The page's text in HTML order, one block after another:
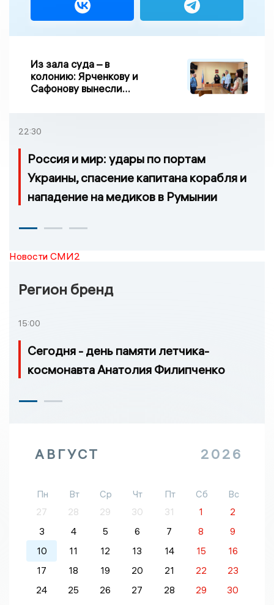
Из зала суда – в
колонию: Ярченкову и
Сафонову вынесли
22:30
Россия и мир: удары по портам
Украины, спасение капитана корабля и
нападение на медиков в Румынии
Новости СМИ2
Регион бренд
15:00
Сегодня - день памяти летчика-
космонавта Анатолия Филипченко
АВГУСТ 2026
Пн Вт Ср Чт Пт Сб
Вс
27
28 29 30 31 1
2
3
4 5 6 7 8
9
10
11 12 13 14 15
16
17
18 19 20 21 22
23
24
25 26 27 28 29
30